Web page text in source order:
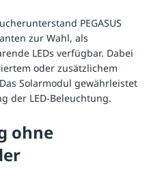
PEGASUS
zur Wahl, als
LEDs verfügbar. Dabei
oder zusätzlichem
Solarmodul gewährleistet
der LED-Beleuchtung.
ohne